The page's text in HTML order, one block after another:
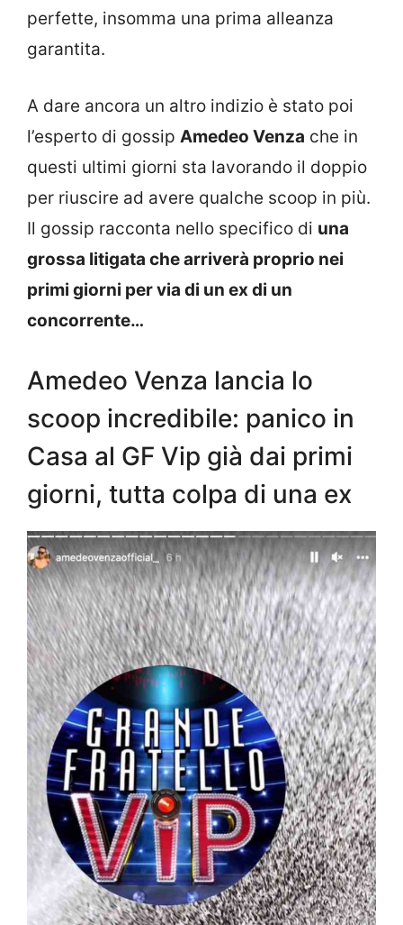
perfette, insomma una prima alleanza
garantita.
A dare ancora un altro indizio è stato poi
l’esperto di gossip Amedeo Venza che in
questi ultimi giorni sta lavorando il doppio
per riuscire ad avere qualche scoop in più.
Il gossip racconta nello specifico di una
grossa litigata che arriverà proprio nei
primi giorni per via di un ex di un
concorrente…
Amedeo Venza lancia lo
scoop incredibile: panico in
Casa al GF Vip già dai primi
giorni, tutta colpa di una ex